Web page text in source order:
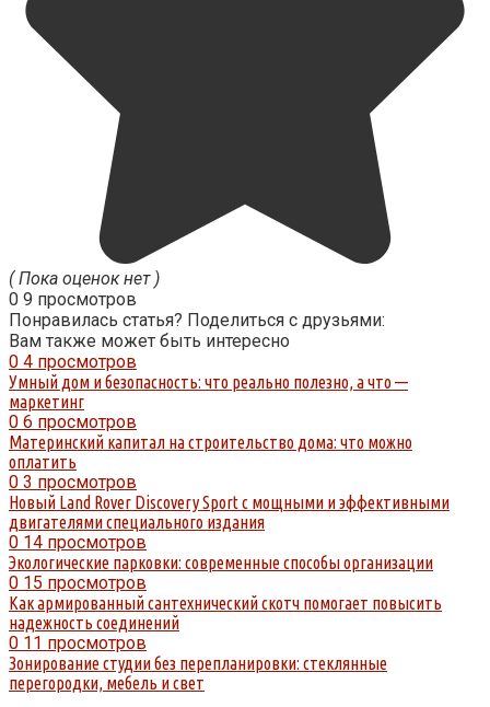
( Пока оценок нет )
0 9 просмотров
Понравилась статья? Поделиться с друзьями:
Вам также может быть интересно
0 4 просмотров
Умный дом и безопасность: что реально полезно, а что —
маркетинг
0 6 просмотров
Материнский капитал на строительство дома: что можно
оплатить
0 3 просмотров
Новый Land Rover Discovery Sport с мощными и эффективными
двигателями специального издания
0 14 просмотров
Экологические парковки: современные способы организации
0 15 просмотров
Как армированный сантехнический скотч помогает повысить
надежность соединений
0 11 просмотров
Зонирование студии без перепланировки: стеклянные
перегородки, мебель и свет